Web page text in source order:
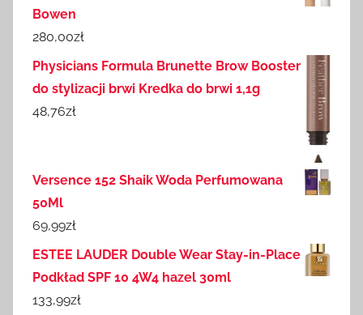
Bowen
280,00zł
Physicians Formula Brunette Brow Booster
do stylizacji brwi Kredka do brwi 1,1g
48,76zł
Versence 152 Shaik Woda Perfumowana
50Ml
69,99zł
ESTEE LAUDER Double Wear Stay-in-Place
Podkład SPF 10 4W4 hazel 30ml
133,99zł